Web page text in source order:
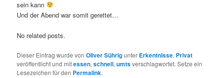
sein kann
Und der Abend war somit gerettet…
No related posts.
Dieser Eintrag wurde vonOliver Sührigunter Erkentnisse, Privat
veröffentlicht und mitessen,schnell,umtsverschlagwortet. Setze ein
Lesezeichen für den Permalink.